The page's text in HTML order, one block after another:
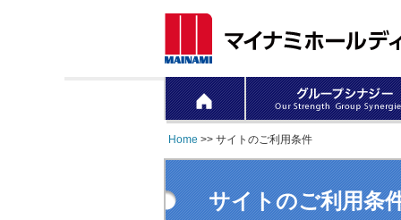
Home >> サイトのご利用条件
サイトのご利用条